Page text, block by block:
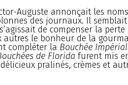
Auguste annonçait les
des journaux. Il
de compenser la
le bonheur de la
compléter la Bouchée
de Florida furent mis
pralinés, crèmes et